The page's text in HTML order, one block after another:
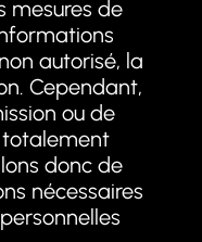
mesures de
autorisé, la
Cependant,
ou de
totalement
donc de
nécessaires